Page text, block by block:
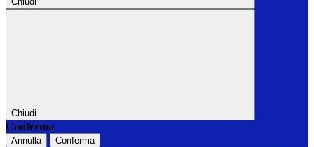
Chiudi
Conferma
Annulla Conferma